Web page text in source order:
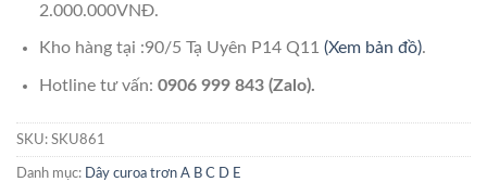
2.000.000VNĐ.
Kho hàng tại :90/5 Tạ Uyên P14 Q11 (Xem bản đồ).
Hotline tư vấn: 0906 999 843 (Zalo).
SKU: SKU861
Danh mục: Dây curoa trơn A B C D E